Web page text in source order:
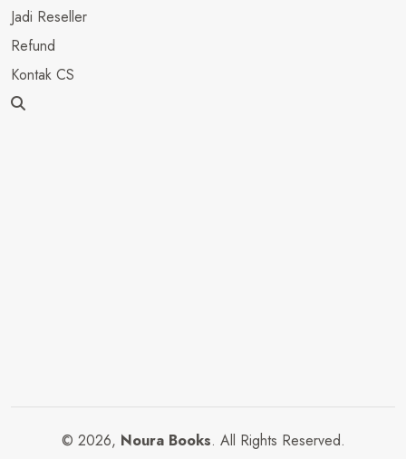
Jadi Reseller
Refund
Kontak CS
© 2026, Noura Books. All Rights Reserved.